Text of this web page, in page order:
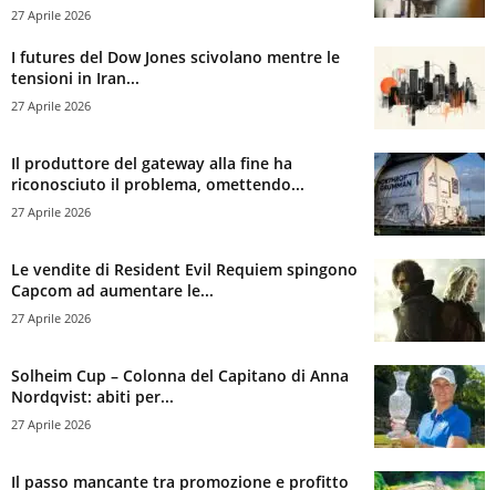
27 Aprile 2026
I futures del Dow Jones scivolano mentre le
tensioni in Iran...
27 Aprile 2026
Il produttore del gateway alla fine ha
riconosciuto il problema, omettendo...
27 Aprile 2026
Le vendite di Resident Evil Requiem spingono
Capcom ad aumentare le...
27 Aprile 2026
Solheim Cup – Colonna del Capitano di Anna
Nordqvist: abiti per...
27 Aprile 2026
Il passo mancante tra promozione e profitto